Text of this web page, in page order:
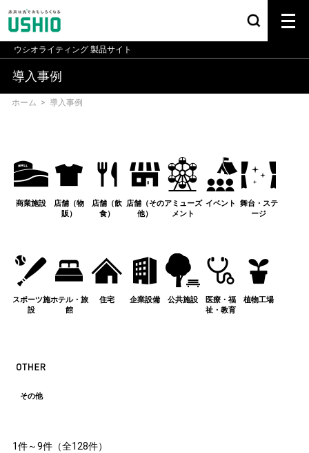
ウシオライティング 製品サイト
導入事例
ホーム > 導入事例
商業施設
店舗（物
販）
店舗（飲
食）
店舗（その
他）
アミューズ
メント
イベント
舞台・ステ
ージ
スポーツ施
設
ホテル・旅
館
住宅 企業設備 公共施設
医療・福
祉・教育
植物工場
その他
1件～9件（全128件）